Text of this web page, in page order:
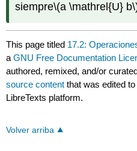
siempre\(a \mathrel{U}
This page titled 17.2:
aGNU Free Documentation
authored, remixed, and/or
source content that was edited
LibreTexts platform.
Volver arriba